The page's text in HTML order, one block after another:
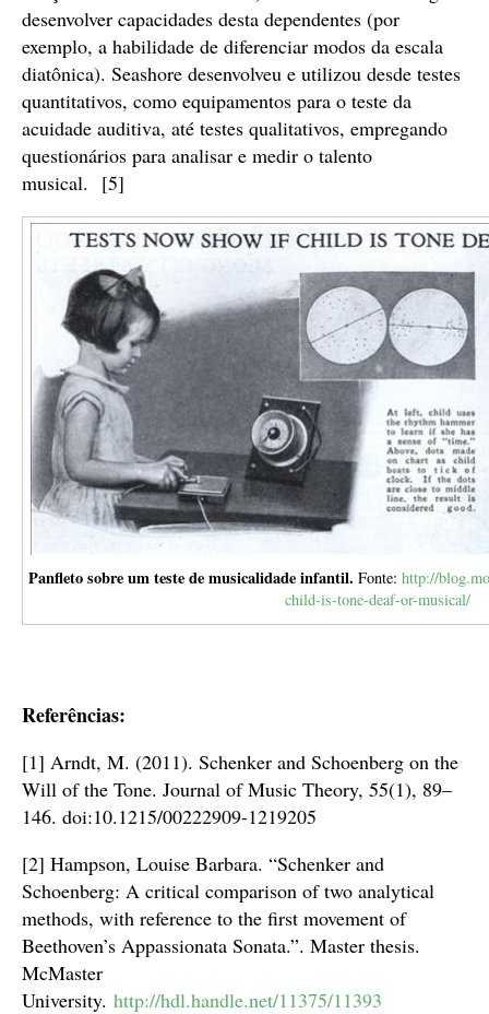
desenvolver capacidades desta dependentes (por
exemplo, a habilidade de diferenciar modos da escala
diatônica). Seashore desenvolveu e utilizou desde testes
quantitativos, como equipamentos para o teste da
acuidade auditiva, até testes qualitativos, empregando
questionários para analisar e medir o talento
musical. [5]
Panfleto sobre um teste de musicalidade infantil. Fonte: http://
child-is-tone-deaf-or-musical/
Referências:
[1] Arndt, M. (2011). Schenker and Schoenberg on the
Will of the Tone. Journal of Music Theory, 55(1), 89–
146. doi:10.1215/00222909-1219205
[2] Hampson, Louise Barbara. “Schenker and
Schoenberg: A critical comparison of two analytical
methods, with reference to the first movement of
Beethoven’s Appassionata Sonata.”. Master thesis.
McMaster
University. http://hdl.handle.net/11375/11393